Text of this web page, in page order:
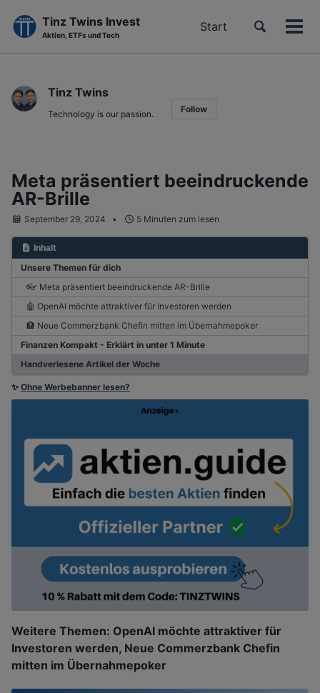
primary
navigation
content
footer
Tinz Twins Invest
Aktien, ETFs und Tech
Start
Toggle
Tinz Twins
Technology is our passion. Follow
Meta präsentiert beeindruckende
AR-Brille
September 29, 2024 5 Minuten zum lesen
Inhalt
Unsere Themen für dich
👓 Meta präsentiert beeindruckende AR-Brille
🤖 OpenAI möchte attraktiver für Investoren werden
🏦 Neue Commerzbank Chefin mitten im Übernahmepoker
Finanzen Kompakt - Erklärt in unter 1 Minute
Handverlesene Artikel der Woche
✨ Ohne Werbebanner lesen?
Weitere Themen: OpenAI möchte attraktiver für
Investoren werden, Neue Commerzbank Chefin
mitten im Übernahmepoker